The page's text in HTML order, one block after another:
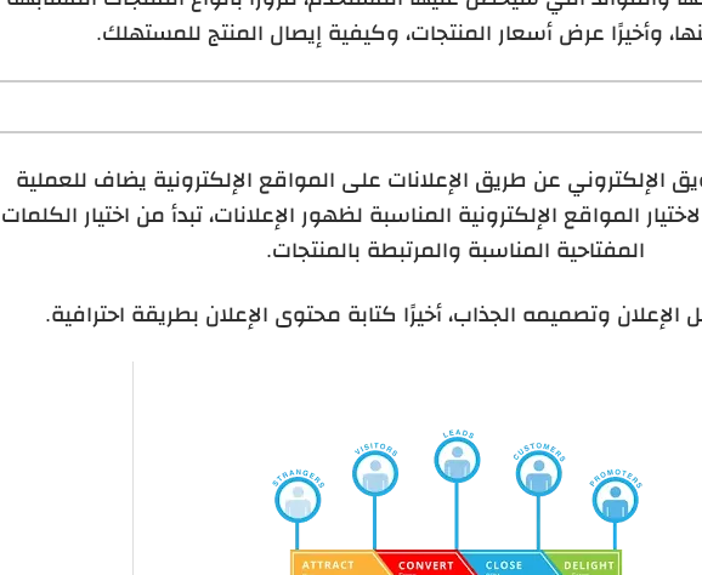
وأخيرًا عرض أسعار المنتجات، وكيفية إيصال المنتج للمستهلك.
الإلكتروني عن طريق الإعلانات على المواقع الإلكترونية يضاف للعملية
المواقع الإلكترونية المناسبة لظهور الإعلانات، تبدأ من اختيار الكلمات
المفتاحية المناسبة والمرتبطة بالمنتجات.
الإعلان وتصميمه الجذاب، أخيرًا كتابة محتوى الإعلان بطريقة احترافية.